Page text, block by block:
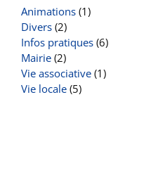
Animations (1)
Divers (2)
Infos pratiques (6)
Mairie (2)
Vie associative (1)
Vie locale (5)